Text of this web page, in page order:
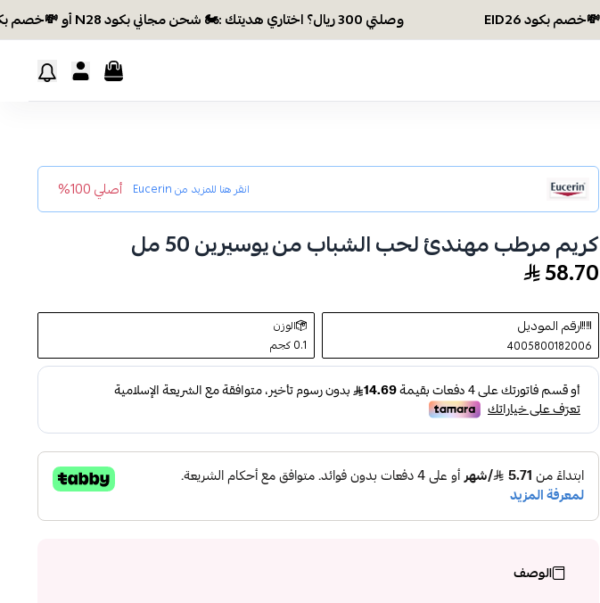
وصلتي 300 ريال؟ اختاري هديتك :🏍 شحن مجاني بكود N28 أو 💸خصم بكود EID26
انقر هنا للمزيد منEucerin أصلي 100%
كريم مرطب مهندئ لحب الشباب من يوسيرين 50 مل
58.70
رقم الموديل
4005800182006
الوزن
0.1 كجم
الوصف